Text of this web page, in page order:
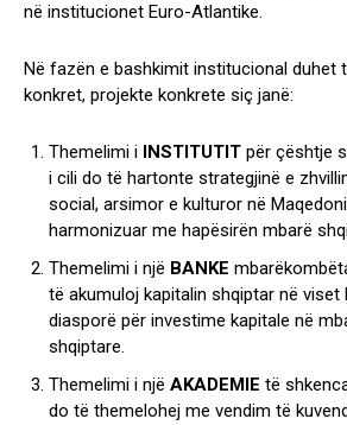
në institucionet Euro-Atlantike.
Në fazën e bashkimit institucional duhet
konkret, projekte konkrete siç janë:
Themelimi i INSTITUTIT për çështje
i cili do të hartonte strategjinë e
social, arsimor e kulturor në
harmonizuar me hapësirën mbarë
Themelimi i një BANKE
të akumuloj kapitalin shqiptar në viset
diasporë për investime kapitale në
shqiptare.
Themelimi i një AKADEMIE të
do të themelohej me vendim të